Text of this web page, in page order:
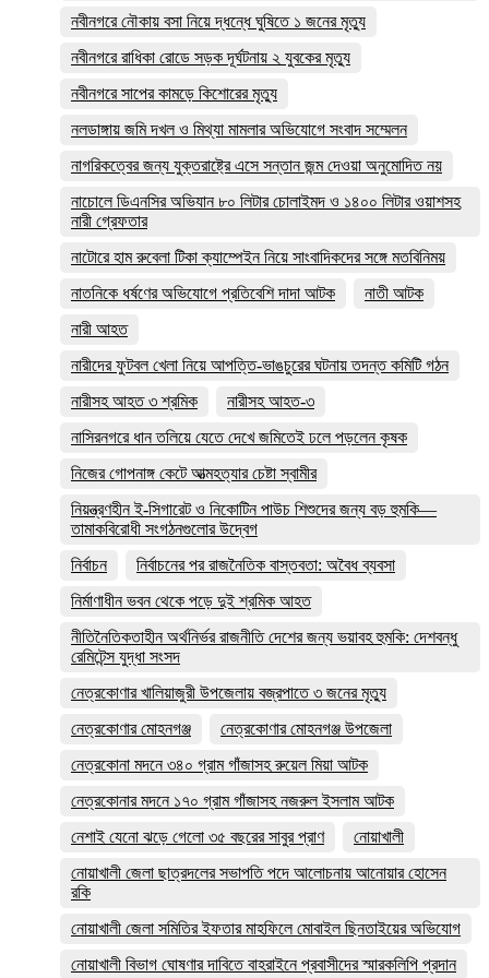
নবীনগরে নৌকায় বসা নিয়ে দ্ধন্ধে ঘুষিতে ১ জনের মৃত্যু
নবীনগরে রাধিকা রোডে সড়ক দূর্ঘটনায় ২ যুবকের মৃত্যু
নবীনগরে সাপের কামড়ে কিশোরের মৃত্যু
নলডাঙ্গায় জমি দখল ও মিথ্যা মামলার অভিযোগে সংবাদ সম্মেলন
নাগরিকত্বের জন্য যুক্তরাষ্ট্রে এসে সন্তান জন্ম দেওয়া অনুমোদিত নয়
নাচোলে ডিএনসির অভিযান ৮০ লিটার চোলাইমদ ও ১৪০০ লিটার ওয়াশসহ
নারী গ্রেফতার
নাটোরে হাম রুবেলা টিকা ক্যাম্পেইন নিয়ে সাংবাদিকদের সঙ্গে মতবিনিময়
নাতনিকে ধর্ষণের অভিযোগে প্রতিবেশি দাদা আটক
নাতী আটক
নারী আহত
নারীদের ফুটবল খেলা নিয়ে আপত্তি-ভাঙচুরের ঘটনায় তদন্ত কমিটি গঠন
নারীসহ আহত ৩ শ্রমিক
নারীসহ আহত-৩
নাসিরনগরে ধান তলিয়ে যেতে দেখে জমিতেই ঢলে পড়লেন কৃষক
নিজের গোপনাঙ্গ কেটে আত্মহত্যার চেষ্টা স্বামীর
নিয়ন্ত্রণহীন ই-সিগারেট ও নিকোটিন পাউচ শিশুদের জন্য বড় হুমকি—
তামাকবিরোধী সংগঠনগুলোর উদ্বেগ
নির্বাচন
নির্বাচনের পর রাজনৈতিক বাস্তবতা: অবৈধ ব্যবসা
নির্মাণাধীন ভবন থেকে পড়ে দুই শ্রমিক আহত
নীতিনৈতিকতাহীন অর্থনির্ভর রাজনীতি দেশের জন্য ভয়াবহ হুমকি: দেশবন্ধু
রেমিটেন্স যুদ্ধা সংসদ
নেত্রকোণার খালিয়াজুরী উপজেলায় বজ্রপাতে ৩ জনের মৃত্যু
নেত্রকোণার মোহনগঞ্জ
নেত্রকোণার মোহনগঞ্জ উপজেলা
নেত্রকোনা মদনে ৩৪০ গ্রাম গাঁজাসহ রুয়েল মিয়া আটক
নেত্রকোনার মদনে ১৭০ গ্রাম গাঁজাসহ নজরুল ইসলাম আটক
নেশাই যেনো ঝড়ে গেলো ৩৫ বছরের সাবুর প্রাণ
নোয়াখালী
নোয়াখালী জেলা ছাত্রদলের সভাপতি পদে আলোচনায় আনোয়ার হোসেন
রকি
নোয়াখালী জেলা সমিতির ইফতার মাহফিলে মোবাইল ছিনতাইয়ের অভিযোগ
নোয়াখালী বিভাগ ঘোষণার দাবিতে বাহরাইনে প্রবাসীদের স্মারকলিপি প্রদান